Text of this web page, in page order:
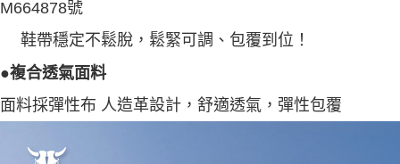
M664878號
鞋帶穩定不鬆脫，鬆緊可調、包覆到位！
●複合透氣面料
面料採彈性布 人造革設計，舒適透氣，彈性包覆